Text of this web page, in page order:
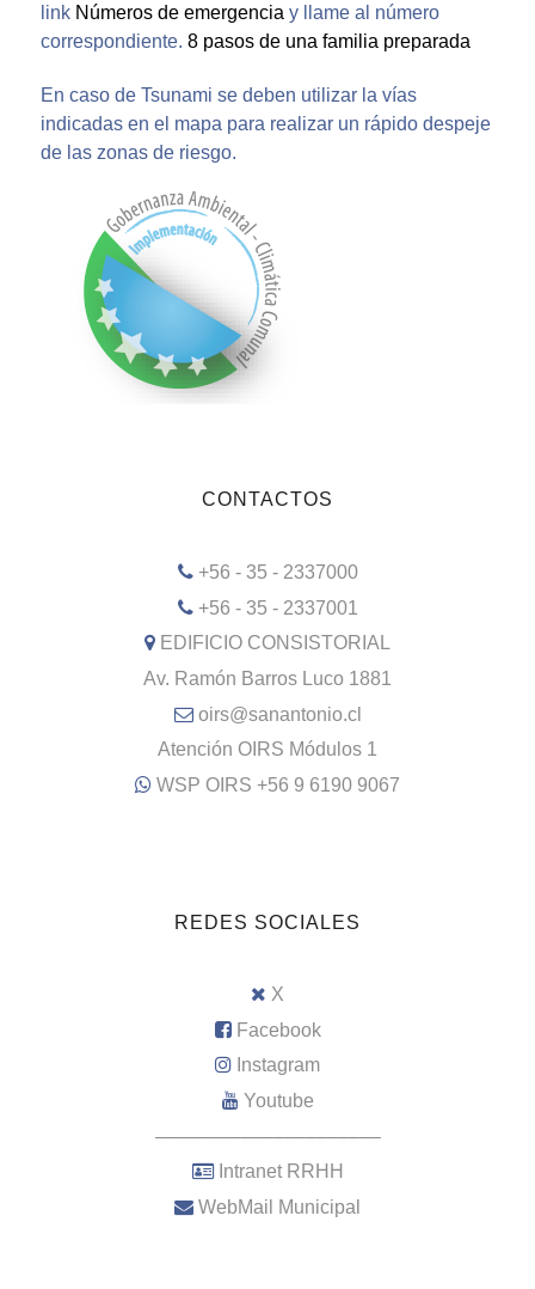
link Números de emergencia y llame al número
correspondiente. 8 pasos de una familia preparada
En caso de Tsunami se deben utilizar la vías
indicadas en el mapa para realizar un rápido despeje
de las zonas de riesgo.
CONTACTOS
+56 - 35 - 2337000
+56 - 35 - 2337001
EDIFICIO CONSISTORIAL
Av. Ramón Barros Luco 1881
oirs@sanantonio.cl
Atención OIRS Módulos 1
WSP OIRS +56 9 6190 9067
REDES SOCIALES
X
Facebook
Instagram
Youtube
–––––––––––––––––––––
Intranet RRHH
WebMail Municipal